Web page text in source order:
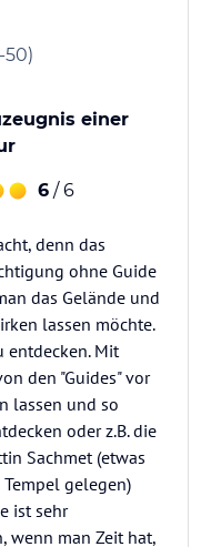
50)
einer
6 / 6
denn das
ohne Guide
das Gelände und
lassen möchte.
entdecken. Mit
den "Guides" vor
lassen und so
oder z.B. die
Sachmet (etwas
gelegen)
ist sehr
wenn man Zeit hat,